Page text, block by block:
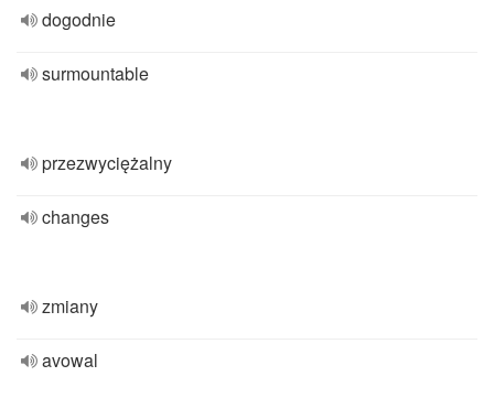
dogodnie
surmountable
przezwyciężalny
changes
zmiany
avowal